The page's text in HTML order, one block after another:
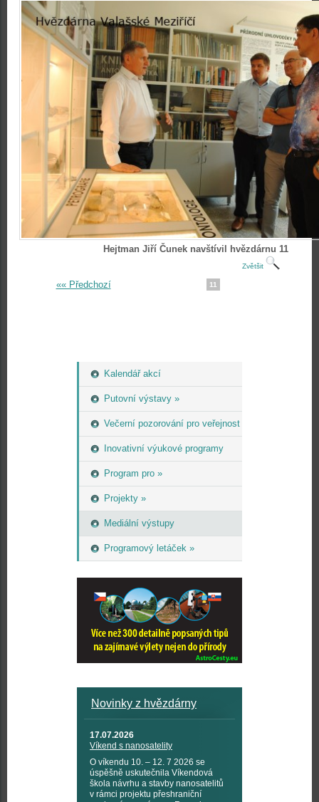
Kalendář akcí
Putovní výstavy »
Večerní pozorování pro veřejnost
Inovativní výukové programy
Program pro »
Projekty »
Mediální výstupy
Programový letáček »
Novinky z hvězdárny
17.07.2026
Víkend s nanosatelity
O víkendu 10. – 12. 7 2026 se
úspěšně uskutečnila Víkendová
škola návrhu a stavby nanosatelitů
v rámci projektu přeshraniční
Hejtman Jiří Čunek navštívil hvězdárnu 11
Zvětšit
«« Předchozí 11